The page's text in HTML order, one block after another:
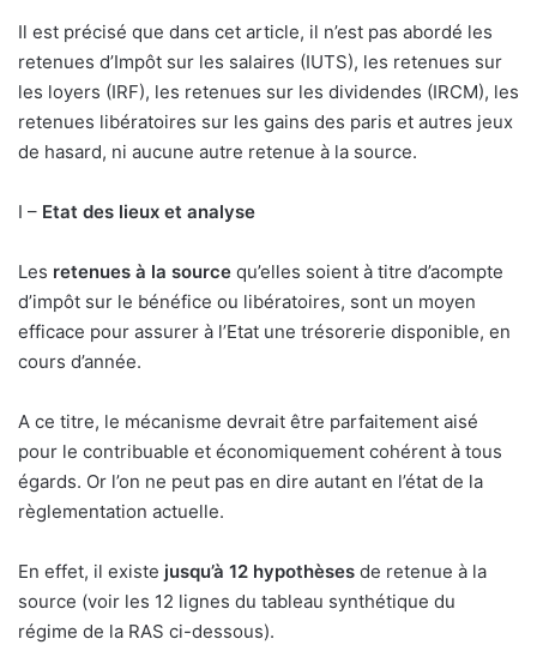
Il est précisé que dans cet article, il n’est pas abordé les
retenues d’Impôt sur les salaires (IUTS), les retenues sur
les loyers (IRF), les retenues sur les dividendes (IRCM), les
retenues libératoires sur les gains des paris et autres jeux
de hasard, ni aucune autre retenue à la source.
I – Etat des lieux et analyse
Les retenues à la source qu’elles soient à titre d’acompte
d’impôt sur le bénéfice ou libératoires, sont un moyen
efficace pour assurer à l’Etat une trésorerie disponible, en
cours d’année.
A ce titre, le mécanisme devrait être parfaitement aisé
pour le contribuable et économiquement cohérent à tous
égards. Or l’on ne peut pas en dire autant en l’état de la
règlementation actuelle.
En effet, il existe jusqu’à 12 hypothèses de retenue à la
source (voir les 12 lignes du tableau synthétique du
régime de la RAS ci-dessous).